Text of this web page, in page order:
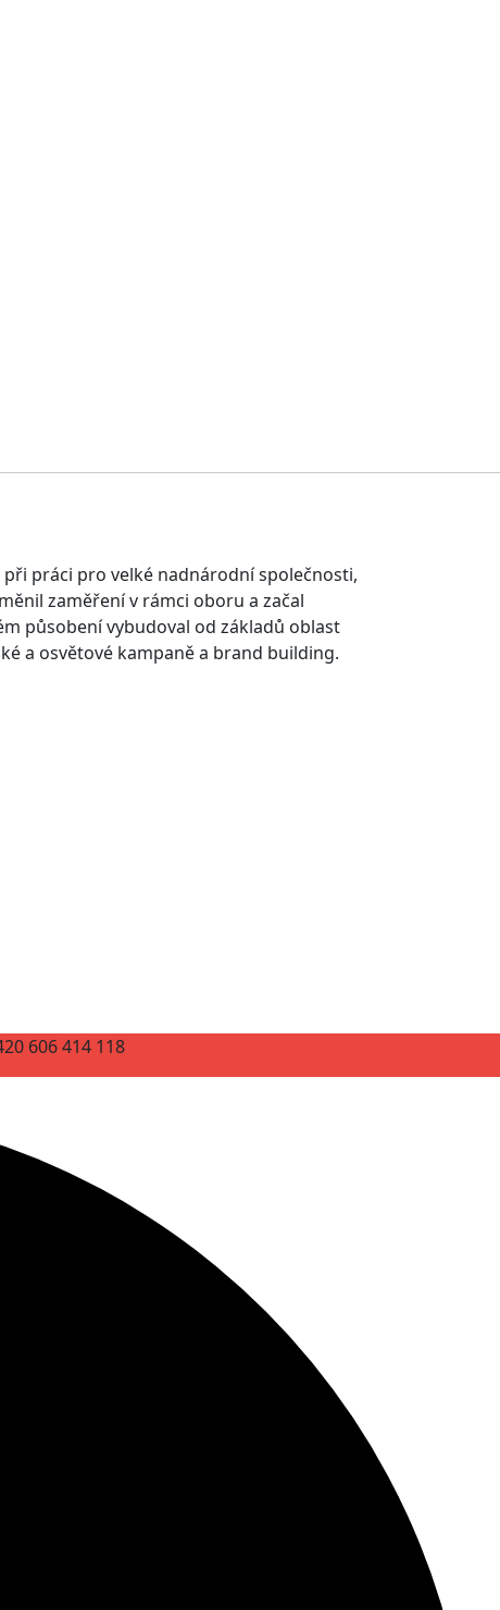
práci pro velké nadnárodní společnosti,
zaměření v rámci oboru a začal
působení vybudoval od základů oblast
a osvětové kampaně a brand building.
606 414 118